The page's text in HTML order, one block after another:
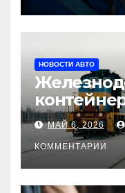
НОВОСТИ АВТО
из Китая
МАЙ 6, 2026
КОММЕНТАРИИ